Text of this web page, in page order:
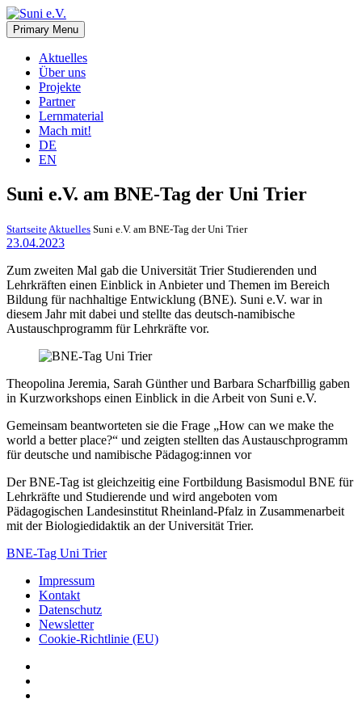
Skip
to
content
Suni e.V.
Deutsch-Namibischer Verein, zur Umsetzung der UN-
Nachhaltigkeitsziele
Primary Menu
Aktuelles
Über uns
Projekte
Partner
Lernmaterial
Mach mit!
DE
EN
Suni e.V. am BNE-Tag der Uni Trier
Startseite Aktuelles Suni e.V. am BNE-Tag der Uni Trier
23.04.2023
Zum zweiten Mal gab die Universität Trier Studierenden und
Lehrkräften einen Einblick in Anbieter und Themen im Bereich
Bildung für nachhaltige Entwicklung (BNE). Suni e.V. war in
diesem Jahr mit dabei und stellte das deutsch-namibische
Austauschprogramm für Lehrkräfte vor.
Theopolina Jeremia, Sarah Günther und Barbara Scharfbillig gaben
in Kurzworkshops einen Einblick in die Arbeit von Suni e.V.
Gemeinsam beantworteten sie die Frage „How can we make the
world a better place?“ und zeigten stellten das Austauschprogramm
für deutsche und namibische Pädagog:innen vor
Der BNE-Tag ist gleichzeitig eine Fortbildung Basismodul BNE für
Lehrkräfte und Studierende und wird angeboten vom
Pädagogischen Landesinstitut Rheinland-Pfalz in Zusammenarbeit
mit der Biologiedidaktik an der Universität Trier.
BNE-Tag Uni Trier
Impressum
Kontakt
Datenschutz
Newsletter
Cookie-Richtlinie (EU)